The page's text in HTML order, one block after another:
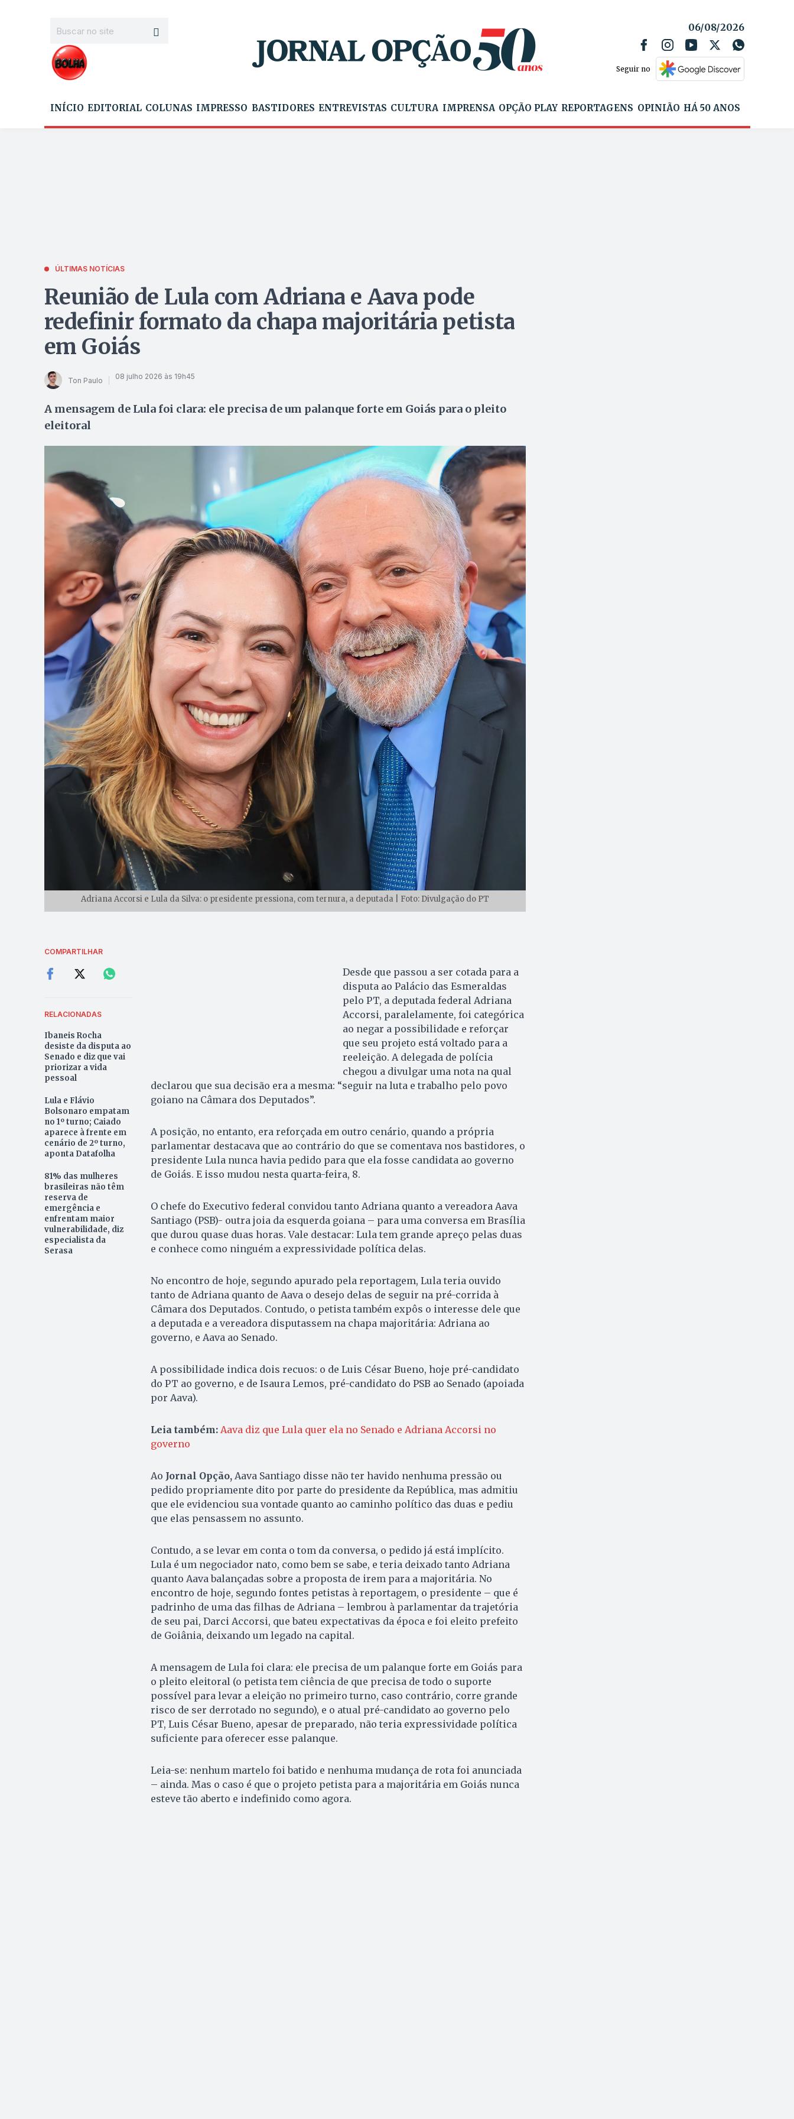
06/08/2026
Seguir no
INÍCIO EDITORIAL COLUNAS IMPRESSO BASTIDORES ENTREVISTAS CULTURA IMPRENSA OPÇÃO PLAY REPORTAGENS OPINIÃO HÁ 50 ANOS
ÚLTIMAS NOTÍCIAS
Reunião de Lula com Adriana e Aava pode
redefinir formato da chapa majoritária petista
em Goiás
Ton Paulo 08 julho 2026 às 19h45
A mensagem de Lula foi clara: ele precisa de um palanque forte em Goiás para o pleito
eleitoral
Adriana Accorsi e Lula da Silva: o presidente pressiona, com ternura, a deputada | Foto: Divulgação do PT
COMPARTILHAR
RELACIONADAS
Ibaneis Rocha
desiste da disputa ao
Senado e diz que vai
priorizar a vida
pessoal
Lula e Flávio
Bolsonaro empatam
no 1º turno; Caiado
aparece à frente em
cenário de 2º turno,
aponta Datafolha
81% das mulheres
brasileiras não têm
reserva de
emergência e
enfrentam maior
vulnerabilidade, diz
especialista da
Serasa
Desde que passou a ser cotada para a
disputa ao Palácio das Esmeraldas
pelo PT, a deputada federal Adriana
Accorsi, paralelamente, foi categórica
ao negar a possibilidade e reforçar
que seu projeto está voltado para a
reeleição. A delegada de polícia
chegou a divulgar uma nota na qual
declarou que sua decisão era a mesma: “seguir na luta e trabalho pelo povo
goiano na Câmara dos Deputados”.
A posição, no entanto, era reforçada em outro cenário, quando a própria
parlamentar destacava que ao contrário do que se comentava nos bastidores, o
presidente Lula nunca havia pedido para que ela fosse candidata ao governo
de Goiás. E isso mudou nesta quarta-feira, 8.
O chefe do Executivo federal convidou tanto Adriana quanto a vereadora Aava
Santiago (PSB)- outra joia da esquerda goiana – para uma conversa em Brasília
que durou quase duas horas. Vale destacar: Lula tem grande apreço pelas duas
e conhece como ninguém a expressividade política delas.
No encontro de hoje, segundo apurado pela reportagem, Lula teria ouvido
tanto de Adriana quanto de Aava o desejo delas de seguir na pré-corrida à
Câmara dos Deputados. Contudo, o petista também expôs o interesse dele que
a deputada e a vereadora disputassem na chapa majoritária: Adriana ao
governo, e Aava ao Senado.
A possibilidade indica dois recuos: o de Luis César Bueno, hoje pré-candidato
do PT ao governo, e de Isaura Lemos, pré-candidato do PSB ao Senado (apoiada
por Aava).
Leia também: Aava diz que Lula quer ela no Senado e Adriana Accorsi no
governo
Ao Jornal Opção,Aava Santiago disse não ter havido nenhuma pressão ou
pedido propriamente dito por parte do presidente da República, mas admitiu
que ele evidenciou sua vontade quanto ao caminho político das duas e pediu
que elas pensassem no assunto.
Contudo, a se levar em conta o tom da conversa, o pedido já está implícito.
Lula é um negociador nato, como bem se sabe, e teria deixado tanto Adriana
quanto Aava balançadas sobre a proposta de irem para a majoritária. No
encontro de hoje, segundo fontes petistas à reportagem, o presidente – que é
padrinho de uma das filhas de Adriana – lembrou à parlamentar da trajetória
de seu pai, Darci Accorsi, que bateu expectativas da época e foi eleito prefeito
de Goiânia, deixando um legado na capital.
A mensagem de Lula foi clara: ele precisa de um palanque forte em Goiás para
o pleito eleitoral (o petista tem ciência de que precisa de todo o suporte
possível para levar a eleição no primeiro turno, caso contrário, corre grande
risco de ser derrotado no segundo), e o atual pré-candidato ao governo pelo
PT, Luis César Bueno, apesar de preparado, não teria expressividade política
suficiente para oferecer esse palanque.
Leia-se: nenhum martelo foi batido e nenhuma mudança de rota foi anunciada
– ainda. Mas o caso é que o projeto petista para a majoritária em Goiás nunca
esteve tão aberto e indefinido como agora.